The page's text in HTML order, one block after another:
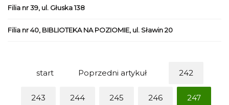
Filia nr 39, ul. Głuska 138
Filia nr 40, BIBLIOTEKA NA POZIOMIE, ul. Sławin 20
start Poprzedni artykuł 242
243 244 245 246 247